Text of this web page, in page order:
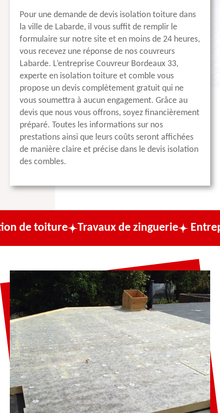
Pour une demande de devis isolation toiture dans
la ville de Labarde, il vous suffit de remplir le
formulaire sur notre site et en moins de 24 heures,
vous recevez une réponse de nos couvreurs
Labarde. L’entreprise Couvreur Bordeaux 33,
experte en isolation toiture et comble vous
propose un devis complètement gratuit qui ne
vous soumettra à aucun engagement. Grâce au
devis que nous vous offrons, soyez financièrement
préparé. Toutes les informations sur nos
prestations ainsi que leurs coûts seront affichées
de manière claire et précise dans le devis isolation
des combles.
Travaux de zinguerie Entreprise de